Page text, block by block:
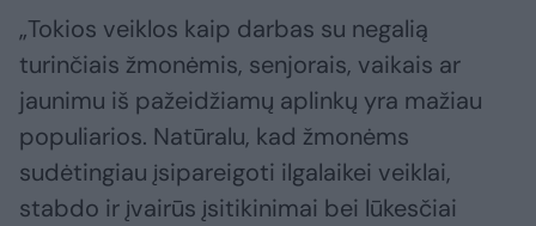
„Tokios veiklos kaip darbas su negalią
turinčiais žmonėmis, senjorais, vaikais ar
jaunimu iš pažeidžiamų aplinkų yra mažiau
populiarios. Natūralu, kad žmonėms
sudėtingiau įsipareigoti ilgalaikei veiklai,
stabdo ir įvairūs įsitikinimai bei lūkesčiai